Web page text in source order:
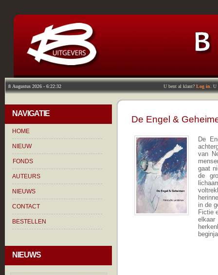
U bent al klant? Log in .
NAVIGATIE
HOME
NIEUW
FONDS
AUTEURS
NIEUWS
CONTACT
BESTELLEN
NIEUWS
De Engel &
De
van
gaat
de
in de
Fictie